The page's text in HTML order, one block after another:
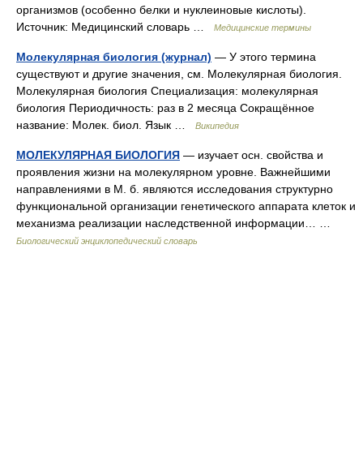
организмов (особенно белки и нуклеиновые кислоты).
Источник: Медицинский словарь …
Медицинские термины
Молекулярная биология (журнал) — У этого термина
существуют и другие значения, см. Молекулярная биология.
Молекулярная биология Специализация: молекулярная
биология Периодичность: раз в 2 месяца Сокращённое
название: Молек. биол. Язык …
Википедия
МОЛЕКУЛЯРНАЯ БИОЛОГИЯ — изучает осн. свойства и
проявления жизни на молекулярном уровне. Важнейшими
направлениями в М. б. являются исследования структурно
функциональной организации генетического аппарата клеток и
механизма реализации наследственной информации… …
Биологический энциклопедический словарь